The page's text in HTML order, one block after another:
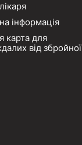
інформація
карта для
від збройної